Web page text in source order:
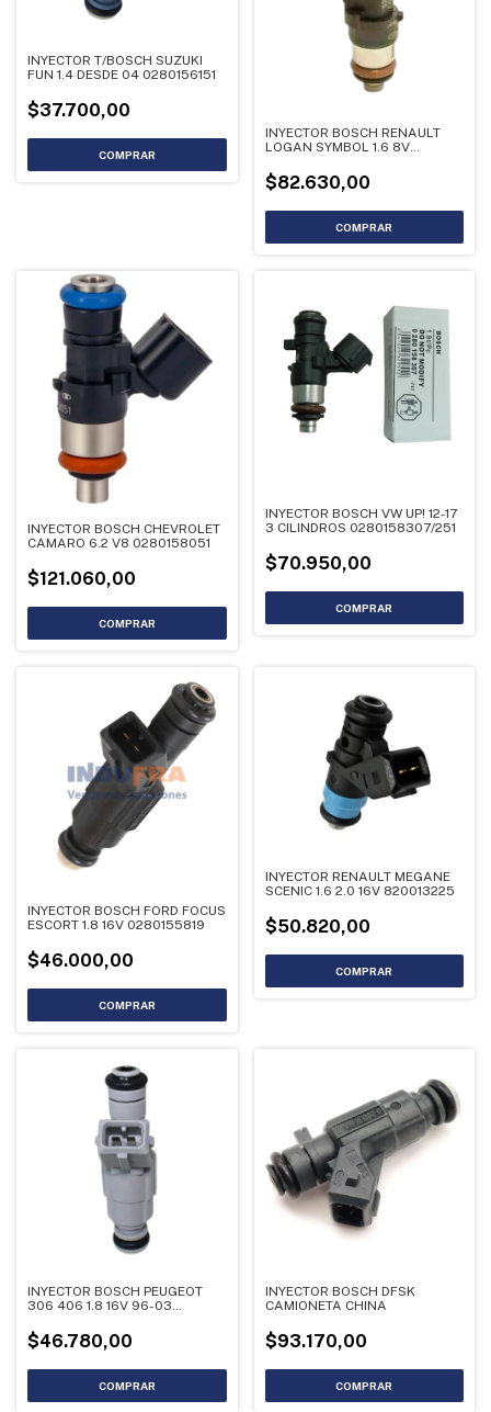
INYECTOR T/BOSCH SUZUKI
FUN 1.4 DESDE 04 0280156151
$37.700,00
INYECTOR BOSCH RENAULT
LOGAN SYMBOL 1.6 8V
$82.630,00
INYECTOR BOSCH CHEVROLET
CAMARO 6.2 V8 0280158051
$121.060,00
INYECTOR BOSCH VW UP! 12-17
3 CILINDROS 0280158307/251
$70.950,00
INYECTOR BOSCH FORD FOCUS
ESCORT 1.8 16V 0280155819
$46.000,00
INYECTOR RENAULT MEGANE
SCENIC 1.6 2.0 16V 820013225
$50.820,00
INYECTOR BOSCH PEUGEOT
306 406 1.8 16V 96-03
$46.780,00
INYECTOR BOSCH DFSK
CAMIONETA CHINA
$93.170,00